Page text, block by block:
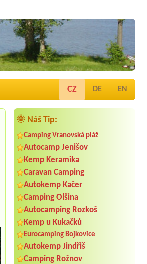
CZ DE EN
🌞 Náš Tip:
Camping Vranovská pláž
Autocamp Jenišov
Kemp Keramika
Caravan Camping
Autokemp Kačer
Camping Olšina
Autocamping Rozkoš
Kemp u Kukačků
Eurocamping Bojkovice
Autokemp Jindřiš
Camping Rožnov
Termín od 2026-07-27 |
Podskalí